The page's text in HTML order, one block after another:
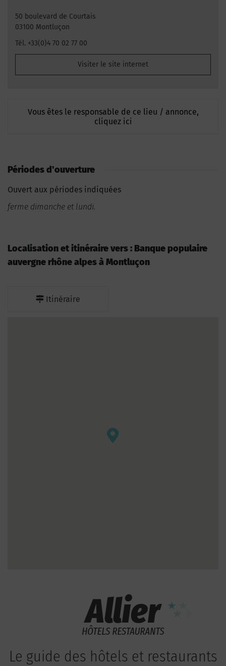
50 boulevard de Courtais
03100 Montluçon
Tél. +33(0)4 70 02 77 00
Visiter le site internet
Vous êtes le responsable de ce lieu / annonce,
cliquez ici
Périodes d'ouverture
Ouvert aux périodes indiquées
ferme dimanche et lundi.
Localisation et itinéraire vers : Banque populaire
auvergne rhône alpes à Montluçon
Itinéraire
Le guide des hôtels et restaurants